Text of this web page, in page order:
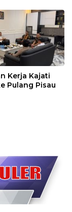
Kerja Kajati
Pulang Pisau